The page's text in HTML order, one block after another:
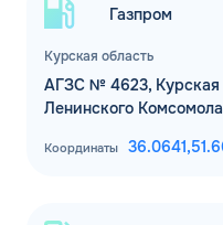
Курская область
Газпром
АГЗС № 4623, Курская
Ленинского
Координаты 36.0641,